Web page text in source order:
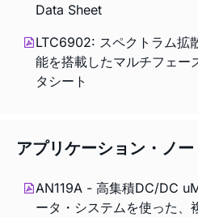
Data Sheet
LTC6902: スペクトラム拡
能を搭載したマルチフェー
タシート
アプリケーション・ノー
AN119A - 高集積DC/DC
ータ・システムを使った、